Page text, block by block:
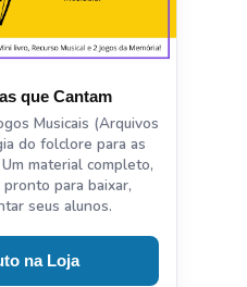
que Cantam
Musicais (Arquivos
do folclore para as
material completo,
para baixar,
seus alunos.
na Loja